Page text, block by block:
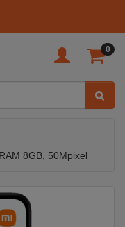
0
8GB, 50Mpixel